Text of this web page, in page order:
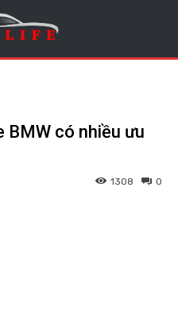
BMW có nhiều ưu
0
1308